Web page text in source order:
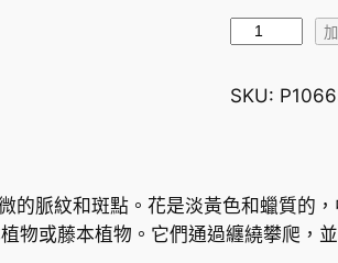
0
H
o
SKU:
的脈紋和斑點。花是淡黃色和蠟質的，
物或藤本植物。它們通過纏繞攀爬，